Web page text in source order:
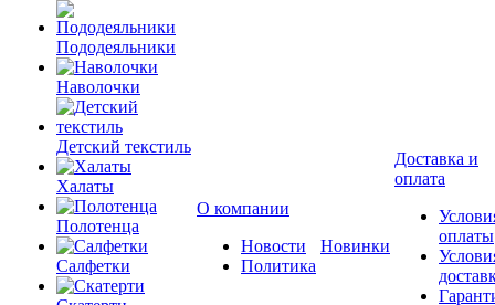
Пододеяльники
Наволочки
Детский текстиль
Халаты
Полотенца
Салфетки
О компании
Новости
Политика
Новинки
Доставка и
оплата
оплаты